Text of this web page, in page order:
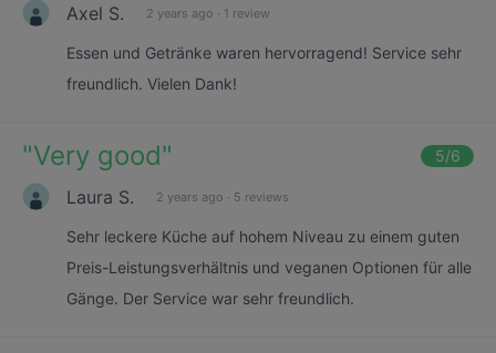
Axel S. 2 years ago · 1 review
Essen und Getränke waren hervorragend! Service sehr
freundlich. Vielen Dank!
"Very good" 5/6
Laura S. 2 years ago · 5 reviews
Sehr leckere Küche auf hohem Niveau zu einem guten
Preis-Leistungsverhältnis und veganen Optionen für alle
Gänge. Der Service war sehr freundlich.